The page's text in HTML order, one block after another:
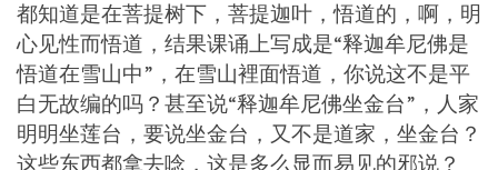
都知道是在菩提树下，菩提迦叶，悟道的，啊，明
心见性而悟道，结果课诵上写成是“释迦牟尼佛是
悟道在雪山中”，在雪山裡面悟道，你说这不是平
白无故编的吗？甚至说“释迦牟尼佛坐金台”，人家
明明坐莲台，要说坐金台，又不是道家，坐金台？
这些东西都拿去唸，这是多么显而易见的邪说？